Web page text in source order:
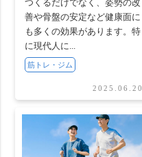
つくるだけでなく、姿勢の改
善や骨盤の安定など健康面に
も多くの効果があります。特
に現代人に...
筋トレ・ジム
2025.06.20